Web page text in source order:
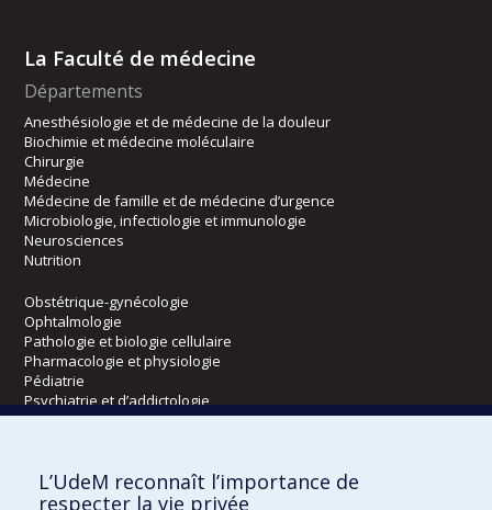
La Faculté de médecine
Départements
Anesthésiologie et de médecine de la douleur
Biochimie et médecine moléculaire
Chirurgie
Médecine
Médecine de famille et de médecine d’urgence
Microbiologie, infectiologie et immunologie
Neurosciences
Nutrition
Obstétrique-gynécologie
Ophtalmologie
Pathologie et biologie cellulaire
Pharmacologie et physiologie
Pédiatrie
Psychiatrie et d’addictologie
Radiologie, radio-oncologie et médecine nucléaire
Écoles
L’UdeM reconnaît l’importance de
respecter la vie privée